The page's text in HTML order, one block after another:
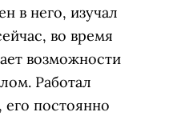
в него, изучал
во время
возможности
Работал
постоянно